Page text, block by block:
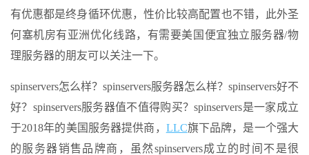
有优惠都是终身循环优惠，性价比较高配置也不错，此外圣
何塞机房有亚洲优化线路，有需要美国便宜独立服务器/物
理服务器的朋友可以关注一下。
spinservers怎么样？spinservers服务器怎么样？spinservers好不
好？spinservers服务器值不值得购买？spinservers是一家成立
于2018年的美国服务器提供商， LLC旗下品牌，是一个强大
的服务器销售品牌商，虽然spinservers成立的时间不是很